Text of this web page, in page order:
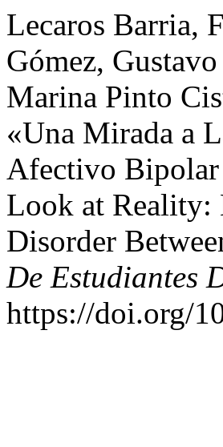
Lecaros Barria,
Gómez,
Marina Pinto
«Una Mirada a
Afectivo
Look at
Disorder
De Estudiantes
https://doi.org/